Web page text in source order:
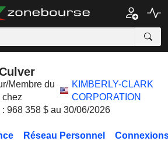
Membre du
KIMBERLY-CLARK
CORPORATION
: 968 358 $ au 30/06/2026
Réseau Personnel